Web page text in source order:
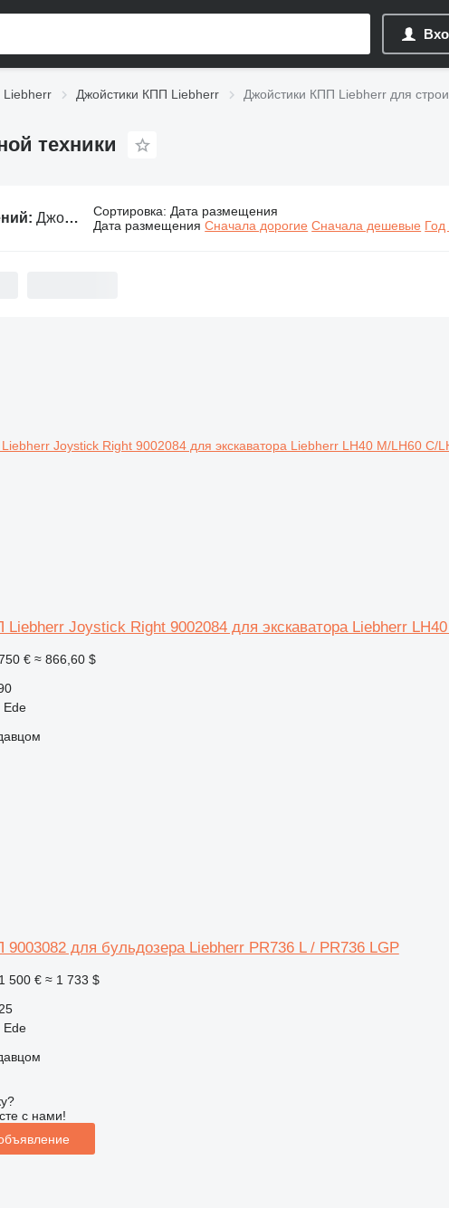
Liebherr Джойстики КПП Liebherr Джойстики КПП Liebherr для
техники
Джойстики КПП Liebherr для строительной техники Сортировка: Дата размещения
Дата размещения Сначала дорогие Сначала дешевые Год
Joystick Right 9002084 для экскаватора Liebherr
€ ≈ 866,60 $
для бульдозера Liebherr PR736 L / PR736 LGP
1 500 € ≈ 1 733 $
с нами!